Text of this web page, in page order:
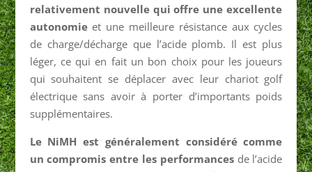
relativement nouvelle qui offre une excellente
autonomieet une meilleure résistance aux cycles
de charge/décharge que l’acide plomb. Il est plus
léger, ce qui en fait un bon choix pour les joueurs
qui souhaitent se déplacer avec leur chariot golf
électrique sans avoir à porter d’importants poids
supplémentaires.
Le NiMH est généralement considéré comme
un compromis entre les performancesde l’acide